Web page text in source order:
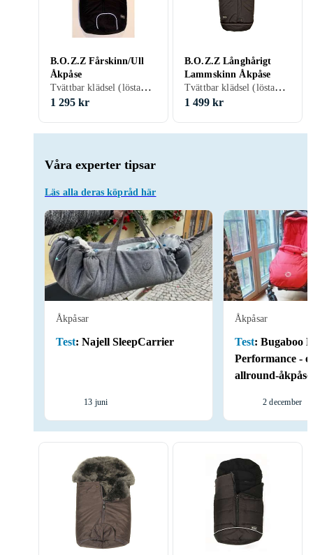
Våra experter tipsar
Läs alla deras köpråd här
Åkpåsar
Test: Najell SleepCarrier
13 juni
Åkpåsar
Test: Bugaboo
Performance -
allround-åkpåse
2 december
B.O.Z.Z Fårskinn/Ull
Åkpåse
Tvättbar klädsel (löstagbart tyg), Hål för 5-punktsbälte, 95 cm, 45 cm, Svart
1 295 kr
B.O.Z.Z Långhårigt
Lammskinn Åkpåse
Tvättbar klädsel (löstagbart tyg), Vindtät, Vattenavvisande, Hål för 5-punktsbälte, 48 cm, 90 cm, Svart, Vit, Grå, Brun, Blå, Röd, Beige, Rosa
1 499 kr